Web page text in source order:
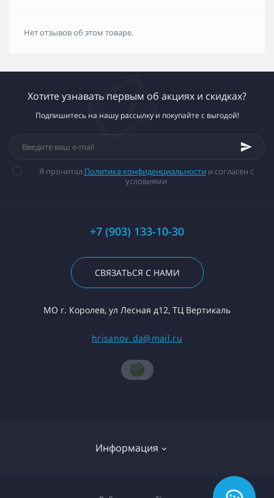
Нет отзывов об этом товаре.
Хотите узнавать первым об акциях и скидках?
Подпишитесь на нашу рассылку и покупайте с выгодой!
Я прочитал Политика конфиденциальности и согласен с
условиями
+7 (903) 133-10-30
СВЯЗАТЬСЯ С НАМИ
МО г. Королев, ул Лесная д12, ТЦ Вертикаль
hrisanov_da@mail.ru
Информация
О компании